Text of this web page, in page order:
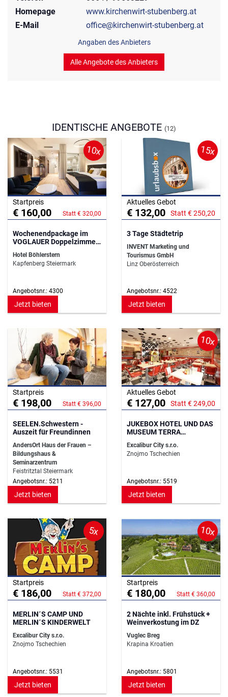
Homepage
www.kirchenwirt-stubenberg.at
E-Mail
office@kirchenwirt-stubenberg.at
Angaben des Anbieters
Alle Angebote des Anbieters
IDENTISCHE ANGEBOTE (12)
10x
Startpreis
€ 160,00 Statt € 320,00
Wochenendpackage im
VOGLAUER Doppelzimmer
Hotel Böhlerstern
Kapfenberg Steiermark
Angebotsnr.: 4300
Jetzt bieten
15x
Aktuelles Gebot
€ 132,00 Statt € 250,20
3 Tage Städtetrip
INVENT Marketing und
Tourismus GmbH
Linz Oberösterreich
Angebotsnr.: 4522
Jetzt bieten
Startpreis
€ 198,00 Statt € 396,00
SEELEN.Schwestern -
Auszeit für Freundinnen
AndersOrt Haus der Frauen –
Bildungshaus &
Seminarzentrum
Feistritztal Steiermark
Angebotsnr.: 5211
Jetzt bieten
10x
Aktuelles Gebot
€ 127,00 Statt € 249,00
JUKEBOX HOTEL UND DAS
MUSEUM TERRA
Excalibur City s.r.o.
Znojmo Tschechien
Angebotsnr.: 5519
Jetzt bieten
5x
Startpreis
€ 186,00 Statt € 372,00
MERLIN´S CAMP UND
MERLIN´S KINDERWELT
Excalibur City s.r.o.
Znojmo Tschechien
Angebotsnr.: 5531
Jetzt bieten
10x
Startpreis
€ 180,00 Statt € 360,00
2 Nächte inkl. Frühstück +
Weinverkostung im DZ
Vuglec Breg
Krapina Kroatien
Angebotsnr.: 5801
Jetzt bieten